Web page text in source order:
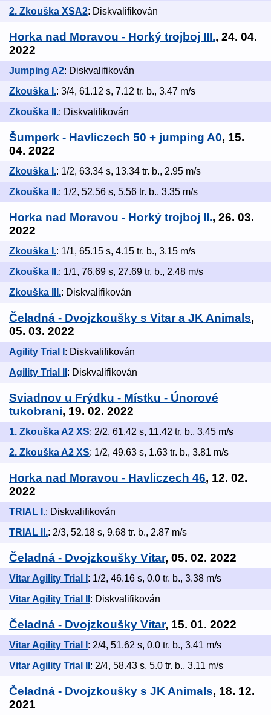
2. Zkouška XSA2: Diskvalifikován
Horka nad Moravou - Horký trojboj III., 24. 04.
2022
Jumping A2: Diskvalifikován
Zkouška I.: 3/4, 61.12 s, 7.12 tr. b., 3.47 m/s
Zkouška II.: Diskvalifikován
Šumperk - Havliczech 50 + jumping A0, 15.
04. 2022
Zkouška I.: 1/2, 63.34 s, 13.34 tr. b., 2.95 m/s
Zkouška II.: 1/2, 52.56 s, 5.56 tr. b., 3.35 m/s
Horka nad Moravou - Horký trojboj II., 26. 03.
2022
Zkouška I.: 1/1, 65.15 s, 4.15 tr. b., 3.15 m/s
Zkouška II.: 1/1, 76.69 s, 27.69 tr. b., 2.48 m/s
Zkouška III.: Diskvalifikován
Čeladná - Dvojzkoušky s Vitar a JK Animals,
05. 03. 2022
Agility Trial I : Diskvalifikován
Agility Trial II : Diskvalifikován
Sviadnov u Frýdku - Místku - Únorové
tukobraní, 19. 02. 2022
1. Zkouška A2 XS: 2/2, 61.42 s, 11.42 tr. b., 3.45 m/s
2. Zkouška A2 XS: 1/2, 49.63 s, 1.63 tr. b., 3.81 m/s
Horka nad Moravou - Havliczech 46, 12. 02.
2022
TRIAL I.: Diskvalifikován
TRIAL II.: 2/3, 52.18 s, 9.68 tr. b., 2.87 m/s
Čeladná - Dvojzkoušky Vitar, 05. 02. 2022
Vitar Agility Trial I : 1/2, 46.16 s, 0.0 tr. b., 3.38 m/s
Vitar Agility Trial II : Diskvalifikován
Čeladná - Dvojzkoušky Vitar, 15. 01. 2022
Vitar Agility Trial I : 2/4, 51.62 s, 0.0 tr. b., 3.41 m/s
Vitar Agility Trial II : 2/4, 58.43 s, 5.0 tr. b., 3.11 m/s
Čeladná - Dvojzkoušky s JK Animals, 18. 12.
2021